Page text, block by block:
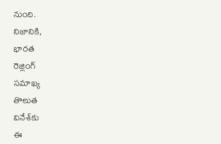
నుంది.
నిజానికి,
భారత
రెజ్లింగ్
సమాఖ్య
తొలుత
వినేశ్‌కు
ఈ